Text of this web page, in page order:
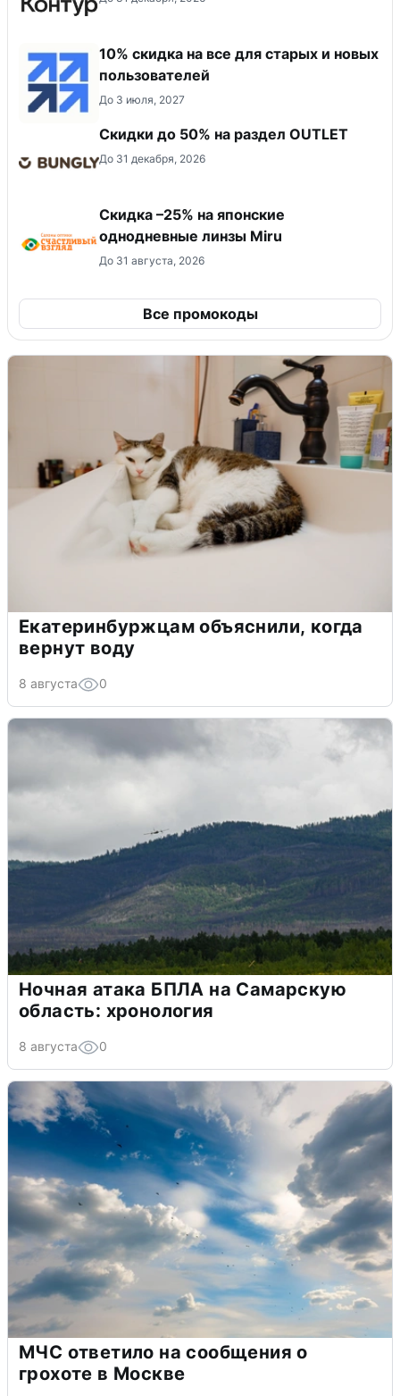
10% скидка на все для старых и новых
пользователей
До 3 июля, 2027
Скидки до 50% на раздел OUTLET
До 31 декабря, 2026
Скидка –25% на японские
однодневные линзы Miru
До 31 августа, 2026
Все промокоды
Екатеринбуржцам объяснили, когда
вернут воду
8 августа 0
Ночная атака БПЛА на Самарскую
область: хронология
8 августа 0
МЧС ответило на сообщения о
грохоте в Москве